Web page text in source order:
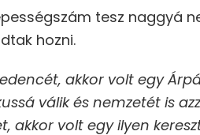
tesz naggyá
hozni.
akkor volt egy
válik és nemzetét is
akkor volt egy ilyen